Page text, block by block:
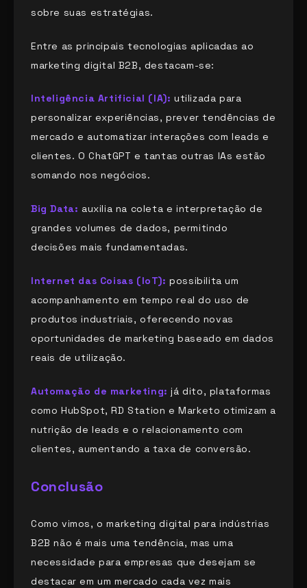
sobre suas estratégias.
Entre as principais tecnologias aplicadas ao
marketing digital B2B, destacam-se:
Inteligência Artificial (IA): utilizada para
personalizar experiências, prever tendências de
mercado e automatizar interações com leads e
clientes. O ChatGPT e tantas outras IAs estão
somando nos negócios.
Big Data: auxilia na coleta e interpretação de
grandes volumes de dados, permitindo
decisões mais fundamentadas.
Internet das Coisas (IoT): possibilita um
acompanhamento em tempo real do uso de
produtos industriais, oferecendo novas
oportunidades de marketing baseado em dados
reais de utilização.
Automação de marketing: já dito, plataformas
como HubSpot, RD Station e Marketo otimizam a
nutrição de leads e o relacionamento com
clientes, aumentando a taxa de conversão.
Conclusão
Como vimos, o marketing digital para indústrias
B2B não é mais uma tendência, mas uma
necessidade para empresas que desejam se
destacar em um mercado cada vez mais